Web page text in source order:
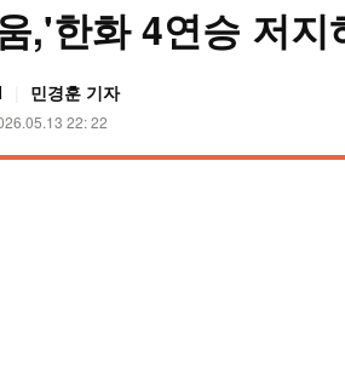
,'한화 4연승 저지
민경훈 기자
22: 22